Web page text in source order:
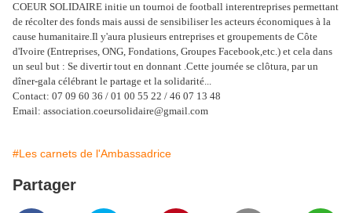
COEUR SOLIDAIRE initie un tournoi de football interentreprises permettant
de récolter des fonds mais aussi de sensibiliser les acteurs économiques à la
cause humanitaire.Il y'aura plusieurs entreprises et groupements de Côte
d'Ivoire (Entreprises, ONG, Fondations, Groupes Facebook,etc.) et cela dans
un seul but : Se divertir tout en donnant .Cette journée se clôtura, par un
dîner-gala célébrant le partage et la solidarité...
Contact: 07 09 60 36 / 01 00 55 22 / 46 07 13 48
Email: association.coeursolidaire@gmail.com
#Les carnets de l'Ambassadrice
Partager